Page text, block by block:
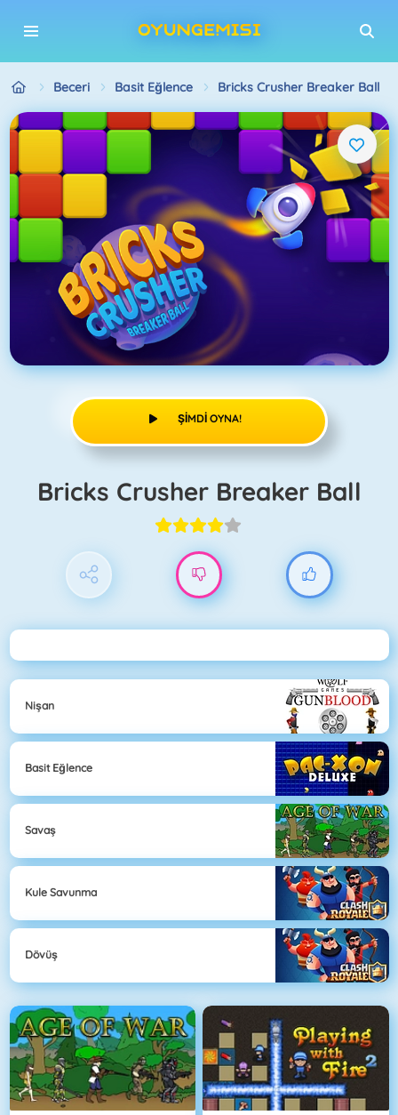
Beceri Basit Eğlence Bricks Crusher Breaker Ball
ŞIMDI OYNA!
Bricks Crusher Breaker Ball
Nişan
Basit Eğlence
Savaş
Kule Savunma
Dövüş